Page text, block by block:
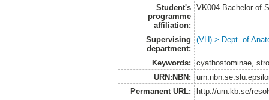
Student's
programme
affiliation:
VK004 Bachelor of
Supervising
department:
(VH) > Dept. of
Keywords:
cyathostominae,
URN:NBN:
Permanent URL:
http://urn.kb.se/